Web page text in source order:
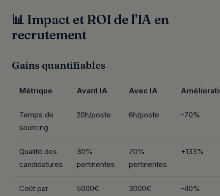
📊 Impact et ROI de l'IA en
recrutement
Gains quantifiables
Métrique Avant IA Avec IA
Temps de
sourcing
20h/poste 6h/poste -70%
Qualité des
candidatures
30%
pertinentes
70%
pertinentes
+133%
Coût par
5000€ 3000€ -40%